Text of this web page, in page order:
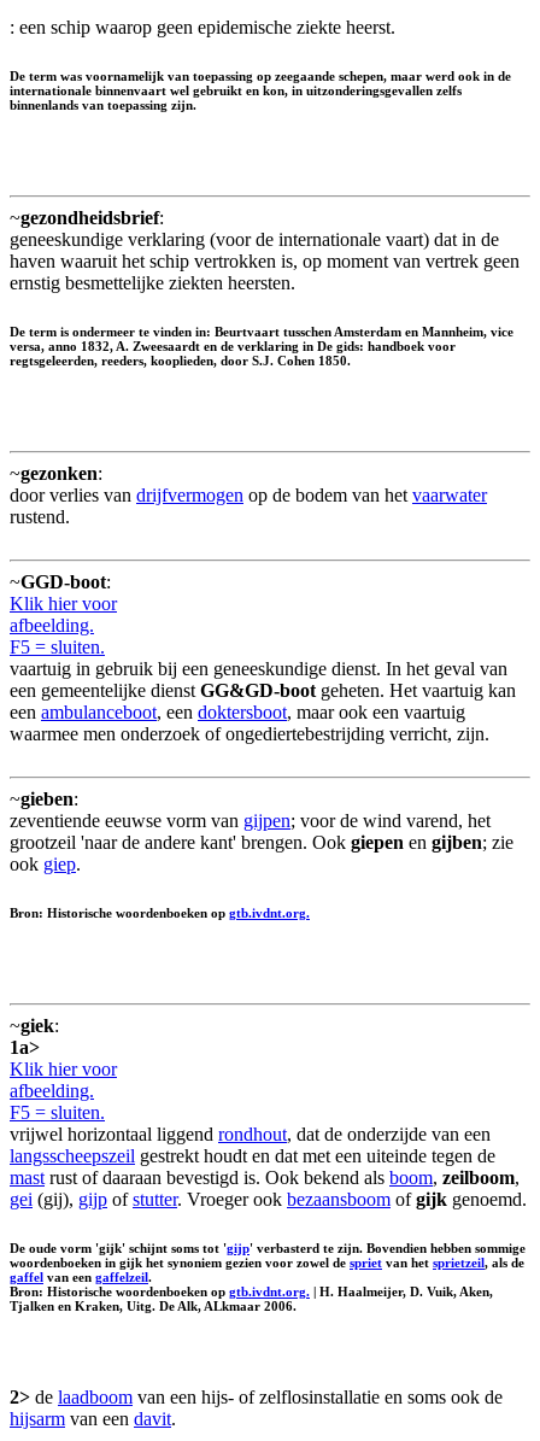
: een schip waarop geen epidemische ziekte heerst.
De term was voornamelijk van toepassing op zeegaande schepen, maar werd ook in de
internationale binnenvaart wel gebruikt en kon, in uitzonderingsgevallen zelfs
binnenlands van toepassing zijn.
~gezondheidsbrief:
geneeskundige verklaring (voor de internationale vaart) dat in de
haven waaruit het schip vertrokken is, op moment van vertrek geen
ernstig besmettelijke ziekten heersten.
De term is ondermeer te vinden in: Beurtvaart tusschen Amsterdam en Mannheim, vice
versa, anno 1832, A. Zweesaardt en de verklaring in De gids: handboek voor
regtsgeleerden, reeders, kooplieden, door S.J. Cohen 1850.
~gezonken:
door verlies van drijfvermogen op de bodem van het vaarwater
rustend.
~GGD-boot:
Klik hier voor
afbeelding.
F5 = sluiten.
vaartuig in gebruik bij een geneeskundige dienst. In het geval van
een gemeentelijke dienst GG&GD-boot geheten. Het vaartuig kan
een ambulanceboot, een doktersboot, maar ook een vaartuig
waarmee men onderzoek of ongediertebestrijding verricht, zijn.
~gieben:
zeventiende eeuwse vorm van gijpen; voor de wind varend, het
grootzeil 'naar de andere kant' brengen. Ook giepen en gijben; zie
ook giep.
Bron: Historische woordenboeken op gtb.ivdnt.org.
~giek:
1a>
Klik hier voor
afbeelding.
F5 = sluiten.
vrijwel horizontaal liggend rondhout, dat de onderzijde van een
langsscheepszeil gestrekt houdt en dat met een uiteinde tegen de
mast rust of daaraan bevestigd is. Ook bekend als boom, zeilboom,
gei (gij), gijp ofstutter. Vroeger ook bezaansboom ofgijk genoemd.
De oude vorm 'gijk' schijnt soms tot 'gijp' verbasterd te zijn. Bovendien hebben sommige
woordenboeken in gijk het synoniem gezien voor zowel de spriet van het sprietzeil, als de
gaffel van een gaffelzeil.
Bron: Historische woordenboeken op gtb.ivdnt.org. | H. Haalmeijer, D. Vuik, Aken,
Tjalken en Kraken, Uitg. De Alk, ALkmaar 2006.
2> de laadboom van een hijs- of zelflosinstallatie en soms ook de
hijsarm van een davit.